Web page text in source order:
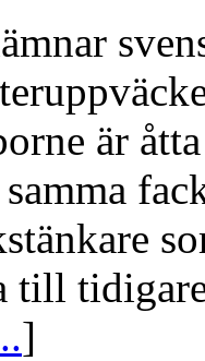
är
till
]